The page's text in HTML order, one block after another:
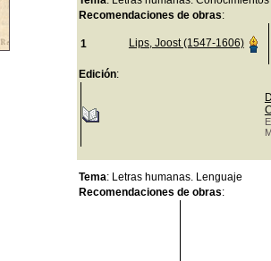
Recomendaciones de obras:
1 Lips, Joost (1547-1606)
Edición:
Tema: Letras humanas. Lenguaje
Recomendaciones de obras: